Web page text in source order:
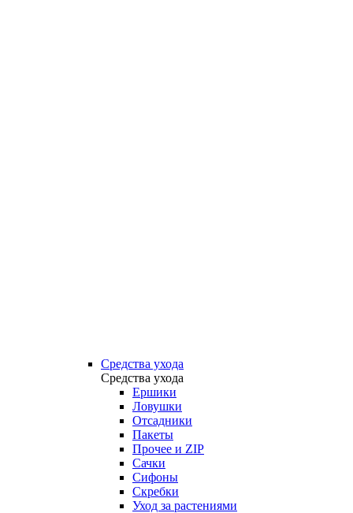
Средства ухода
Средства ухода
Ершики
Ловушки
Отсадники
Пакеты
Прочее и ZIP
Сачки
Сифоны
Скребки
Уход за растениями